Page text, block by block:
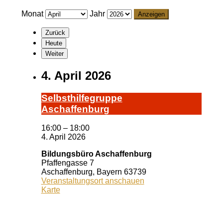
Monat Jahr
Zurück
Heute
Weiter
4. April 2026
Selbst­hil­fe­grup­pe
A­schaf­fen­burg
16:00 – 18:00
4. April 2026
Bildungsbüro Aschaffenburg
Pfaffengasse 7
Aschaffenburg, Bayern 63739
Veranstaltungsort anschauen
KarteBildungsbüro